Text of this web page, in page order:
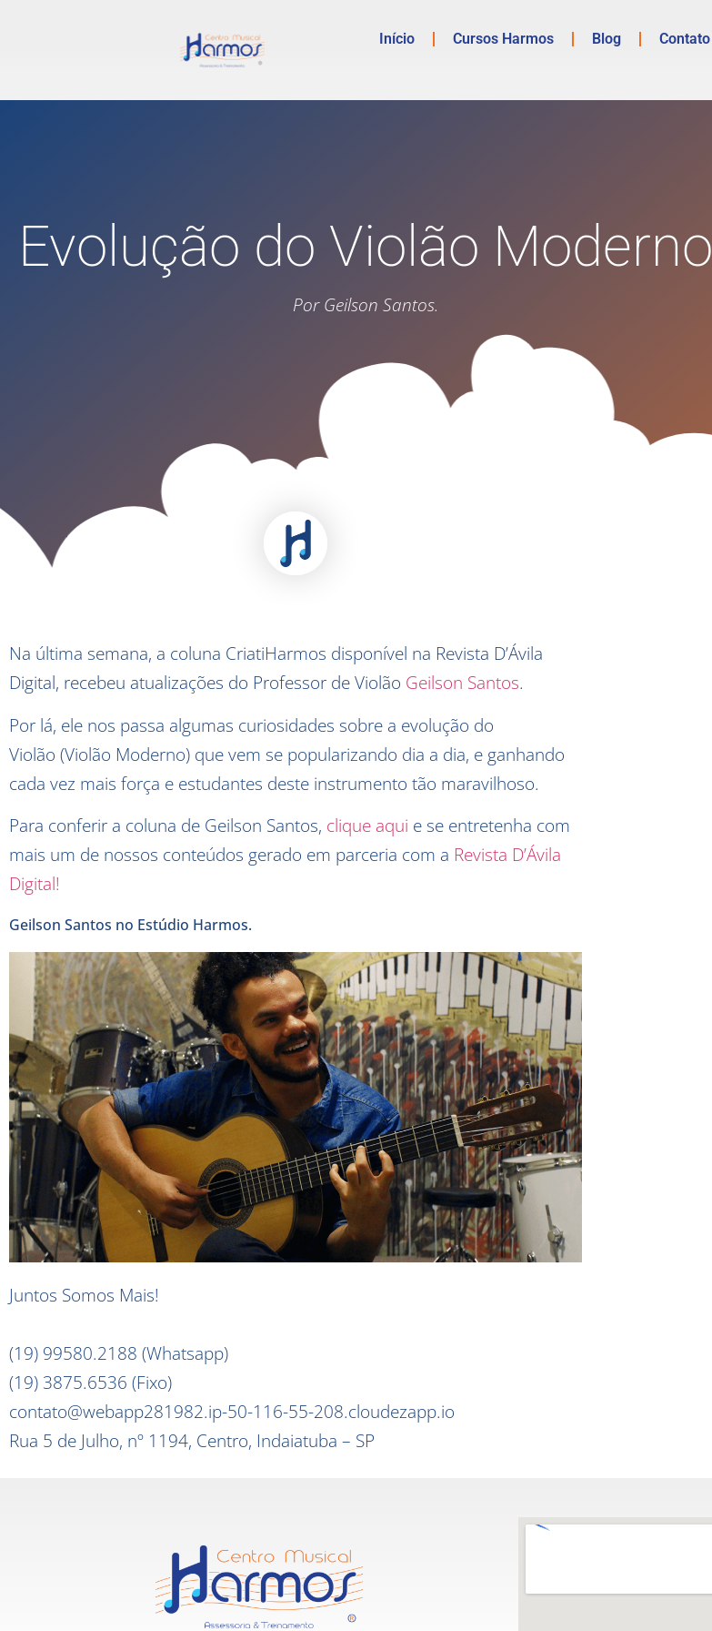
Início Cursos Harmos Blog Contato
Evolução do Violão Moderno
Por Geilson Santos.
Na última semana, a coluna CriatiHarmos disponível na Revista D’Ávila
Digital, recebeu atualizações do Professor de Violão Geilson Santos.
Por lá, ele nos passa algumas curiosidades sobre a evolução do
Violão (Violão Moderno) que vem se popularizando dia a dia, e ganhando
cada vez mais força e estudantes deste instrumento tão maravilhoso.
Para conferir a coluna de Geilson Santos, clique aqui e se entretenha com
mais um de nossos conteúdos gerado em parceria com a Revista D’Ávila
Digital!
Geilson Santos no Estúdio Harmos.
Juntos Somos Mais!
(19) 99580.2188 (Whatsapp)
(19) 3875.6536 (Fixo)
contato@webapp281982.ip-50-116-55-208.cloudezapp.io
Rua 5 de Julho, nº 1194, Centro, Indaiatuba – SP